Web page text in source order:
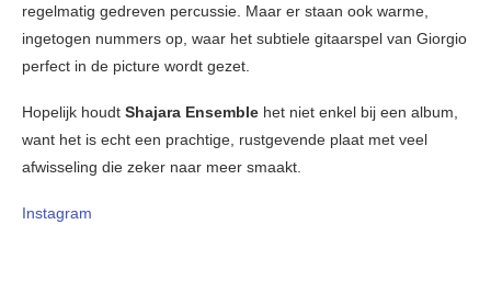
regelmatig gedreven percussie. Maar er staan ook warme,
ingetogen nummers op, waar het subtiele gitaarspel van Giorgio
perfect in de picture wordt gezet.
Hopelijk houdt Shajara Ensemble het niet enkel bij een album,
want het is echt een prachtige, rustgevende plaat met veel
afwisseling die zeker naar meer smaakt.
Instagram